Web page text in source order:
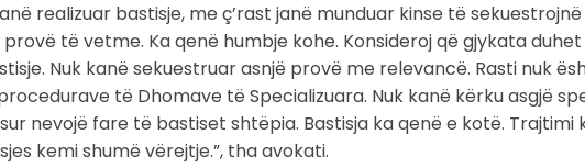
realizuar bastisje, me ç’rast janë munduar kinse të
të vetme. Ka qenë humbje kohe. Konsideroj që gjykata
Nuk kanë sekuestruar asnjë provë me relevancë. Rasti nuk
të Dhomave të Specializuara. Nuk kanë kërku asgjë
nevojë fare të bastiset shtëpia. Bastisja ka qenë e kotë. Trajtimi
kemi shumë vërejtje.”, tha avokati.